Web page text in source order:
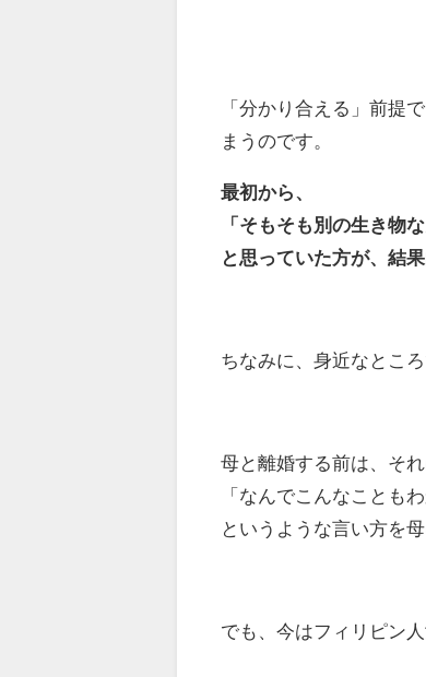
「分かり合える」前提
まうのです。
最初から、
「そもそも別の生き物
と思っていた方が、結
ちなみに、身近なとこ
母と離婚する前は、そ
「なんでこんなことも
というような言い方を
でも、今はフィリピン